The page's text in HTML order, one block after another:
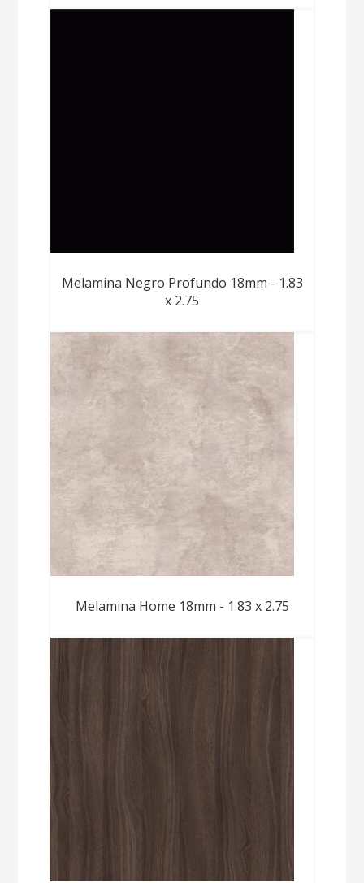
Melamina Negro Profundo 18mm - 1.83
x 2.75
Melamina Home 18mm - 1.83 x 2.75